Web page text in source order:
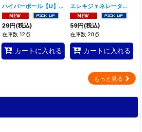
SV1V]
ハイパーボール【U】〈070/078〉(グッズ) [SV1V
29円(税込)
在庫数 12点
カートに入れる
エレキジェネレーター【U】〈069/078〉(グッズ)
59円(税込)
在庫数 20点
カートに入れる
もっと見る